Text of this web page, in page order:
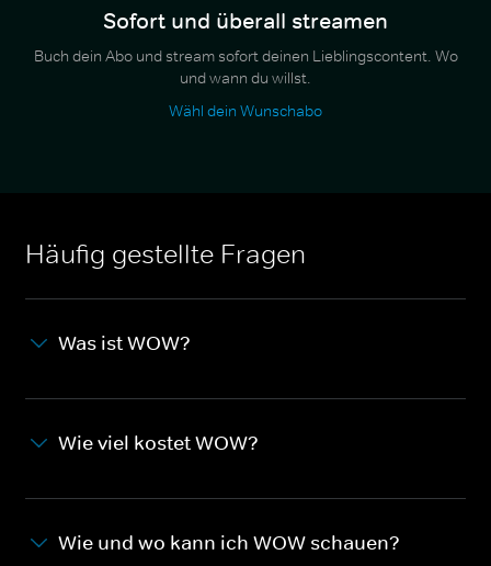
Sofort und überall streamen
Buch dein Abo und stream sofort deinen Lieblingscontent. Wo
und wann du willst.
Wähl dein Wunschabo
Häufig gestellte Fragen
Was ist WOW?
Wie viel kostet WOW?
Wie und wo kann ich WOW schauen?